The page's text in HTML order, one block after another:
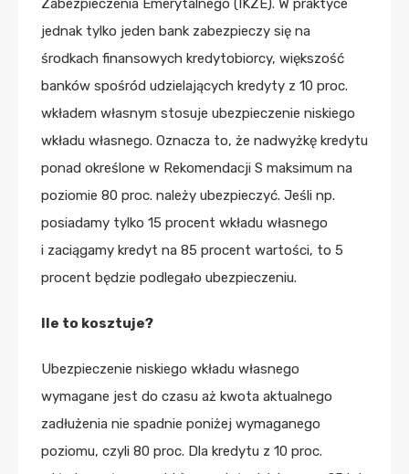
Zabezpieczenia Emerytalnego (IKZE). W praktyce
jednak tylko jeden bank zabezpieczy się na
środkach finansowych kredytobiorcy, większość
banków spośród udzielających kredyty z 10 proc.
wkładem własnym stosuje ubezpieczenie niskiego
wkładu własnego. Oznacza to, że nadwyżkę kredytu
ponad określone w Rekomendacji S maksimum na
poziomie 80 proc. należy ubezpieczyć. Jeśli np.
posiadamy tylko 15 procent wkładu własnego
i zaciągamy kredyt na 85 procent wartości, to 5
procent będzie podlegało ubezpieczeniu.
Ile to kosztuje?
Ubezpieczenie niskiego wkładu własnego
wymagane jest do czasu aż kwota aktualnego
zadłużenia nie spadnie poniżej wymaganego
poziomu, czyli 80 proc. Dla kredytu z 10 proc.